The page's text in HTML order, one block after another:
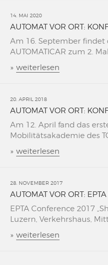
14. MAI 2020
AUTOMAT VOR ORT:
Am 16. September findet
AUTOMATICAR zum 2.
» weiterlesen
20. APRIL 2018
AUTOMAT VOR ORT:
Am 12. April fand das
Mobilitätsakademie des
» weiterlesen
28. NOVEMBER 2017
AUTOMAT VOR ORT:
EPTA Conference 2017
Luzern, Verkehrshaus,
» weiterlesen